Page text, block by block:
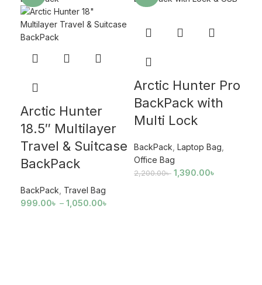
Arctic Hunter
18.5″ Multilayer
Travel & Suitcase
BackPack
BackPack Travel Bag
999.00৳ – 1,050.00৳
Arctic Hunter Pro
BackPack with
Multi Lock
BackPack Laptop Bag
Office Bag
2,200.00৳ 1,390.00৳